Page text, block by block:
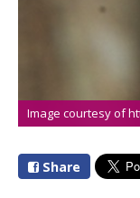
Image courtesy of
Share